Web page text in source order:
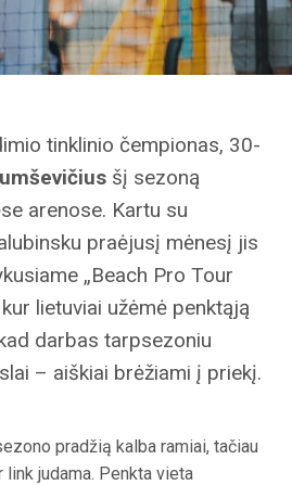
tinklinio čempionas, 30-
šį sezoną
arenose. Kartu su
praėjusį mėnesį jis
„Beach Pro Tour
lietuviai užėmė penktąją
darbas tarpsezoniu
– aiškiai brėžiami į priekį.
pradžią kalba ramiai, tačiau
link judama. Penkta vieta